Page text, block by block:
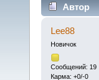
Автор
Lee88
Новичок
Сообщений: 19
Карма: +0/-0